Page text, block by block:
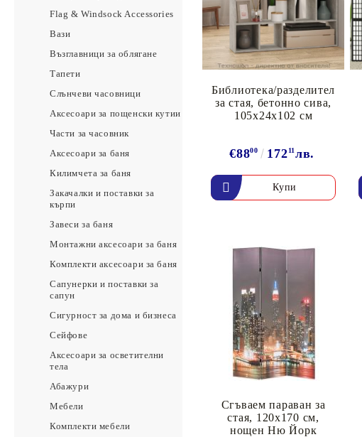
Flag & Windsock Accessories
Вази
Възглавници за облягане
Тапети
Слънчеви часовници
Аксесоари за пощенски кутии
Части за часовник
Аксесоари за баня
Килимчета за баня
Закачалки и поставки за
кърпи
Завеси за баня
Монтажни аксесоари за баня
Комплекти аксесоари за баня
Сапунерки и поставки за
сапун
Сигурност за дома и бизнеса
Сейфове
Аксесоари за осветителни
тела
Абажури
Мебели
Комплекти мебели
Библиотека/разделител
за стая, бетонно сива,
105x24x102 см
€8800 17211лв.
Сгъваем параван за
стая, 120x170 см,
нощен Ню Йорк